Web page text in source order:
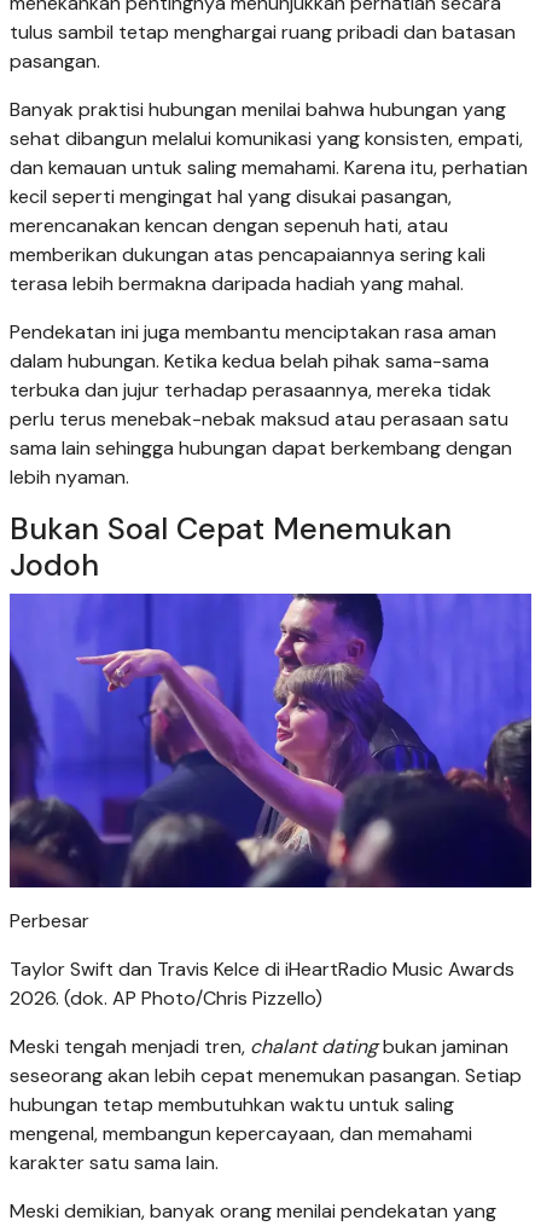
tulus sambil tetap menghargai ruang pribadi dan batasan
pasangan.
Banyak praktisi hubungan menilai bahwa hubungan yang
sehat dibangun melalui komunikasi yang konsisten, empati,
dan kemauan untuk saling memahami. Karena itu, perhatian
kecil seperti mengingat hal yang disukai pasangan,
merencanakan kencan dengan sepenuh hati, atau
memberikan dukungan atas pencapaiannya sering kali
terasa lebih bermakna daripada hadiah yang mahal.
Pendekatan ini juga membantu menciptakan rasa aman
dalam hubungan. Ketika kedua belah pihak sama-sama
terbuka dan jujur terhadap perasaannya, mereka tidak
perlu terus menebak-nebak maksud atau perasaan satu
sama lain sehingga hubungan dapat berkembang dengan
lebih nyaman.
Bukan Soal Cepat Menemukan
Jodoh
Perbesar
Taylor Swift dan Travis Kelce di iHeartRadio Music Awards
2026. (dok. AP Photo/Chris Pizzello)
Meski tengah menjadi tren, chalant datingbukan jaminan
seseorang akan lebih cepat menemukan pasangan. Setiap
hubungan tetap membutuhkan waktu untuk saling
mengenal, membangun kepercayaan, dan memahami
karakter satu sama lain.
Meski demikian, banyak orang menilai pendekatan yang